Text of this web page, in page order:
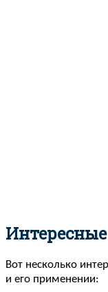
Вот несколько
и его применении: